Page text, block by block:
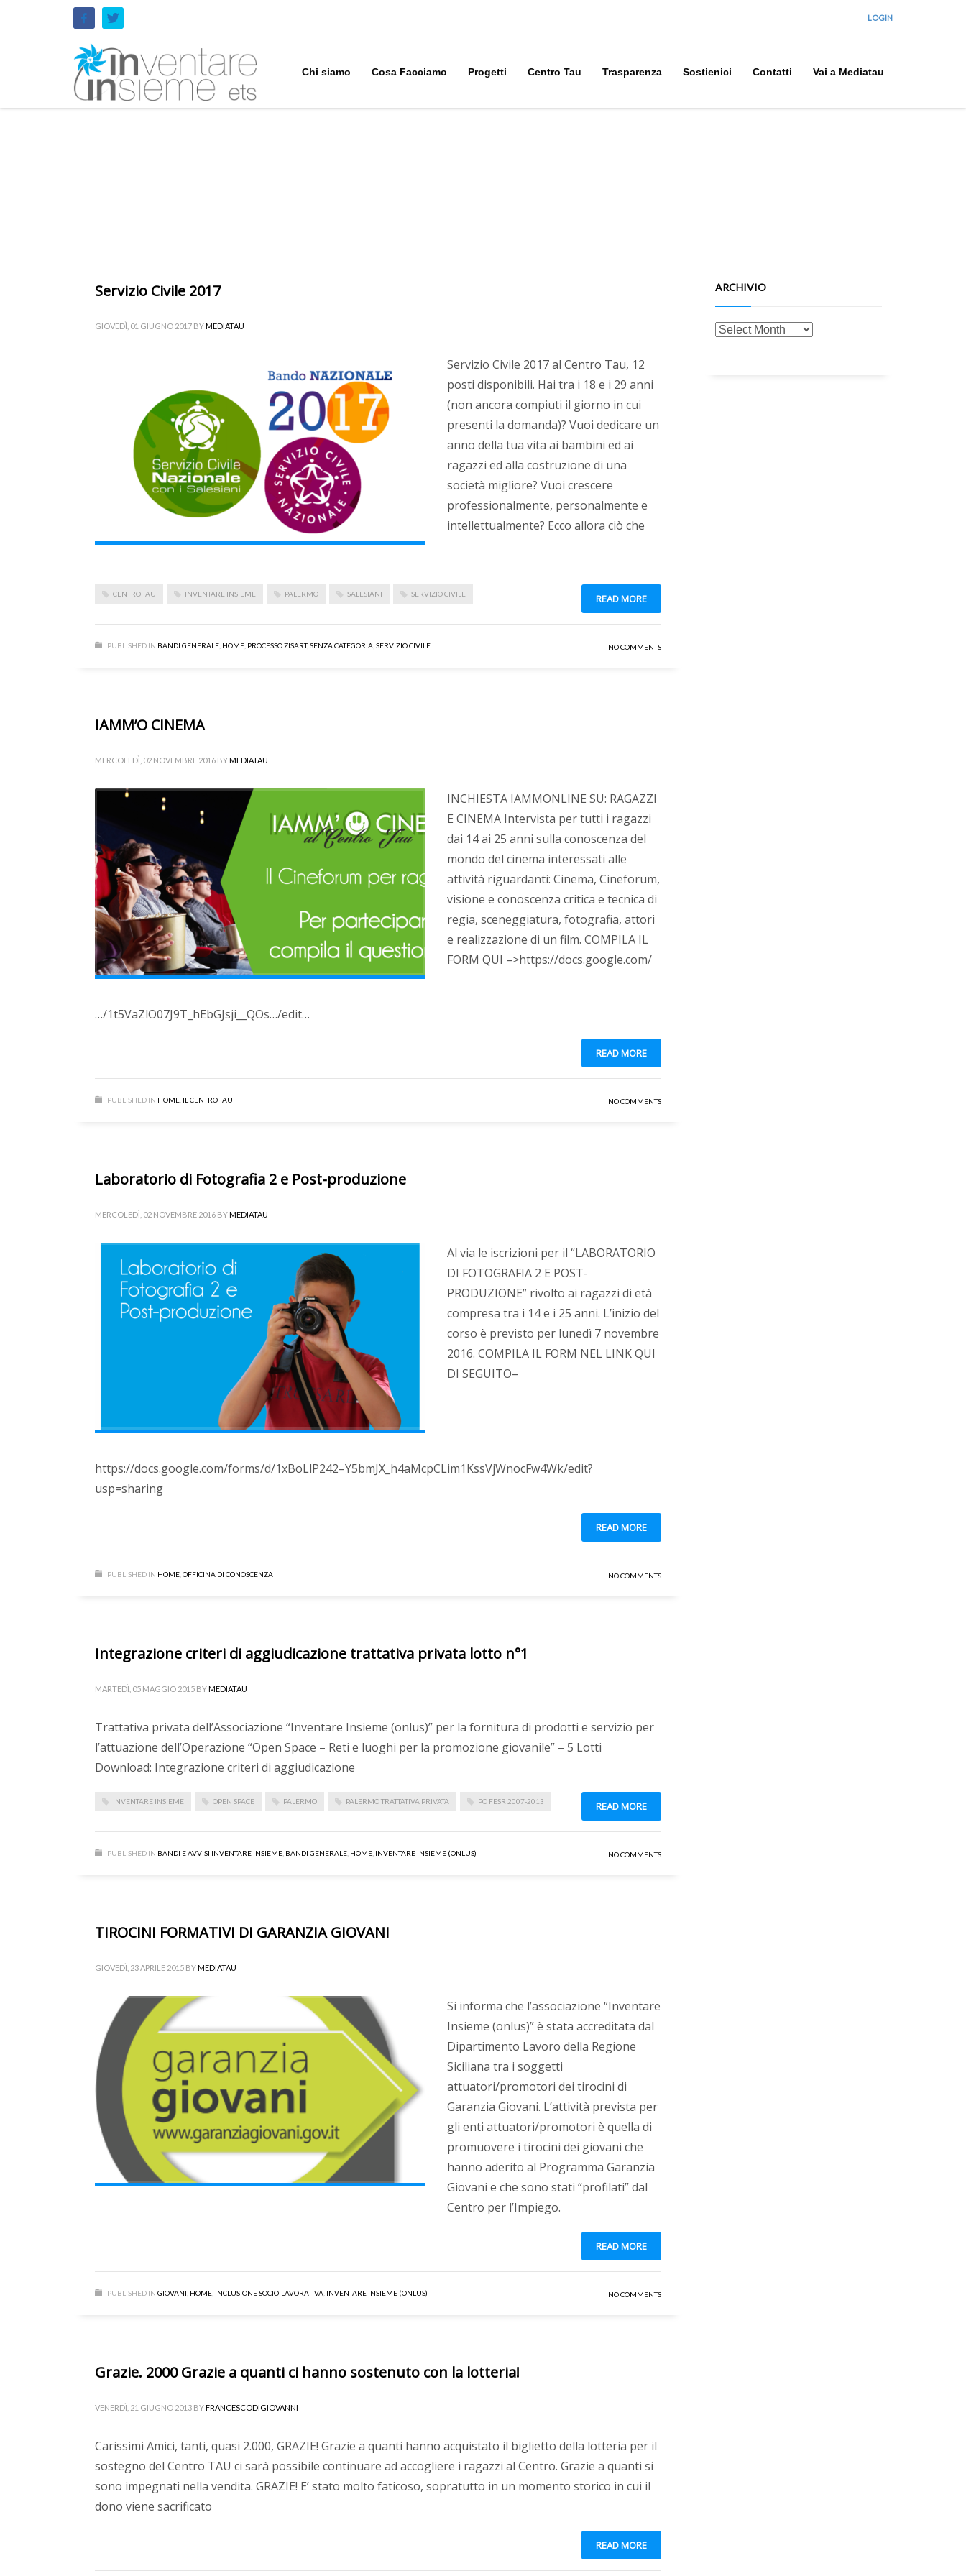
LOGIN
Chi siamo Cosa Facciamo Progetti Centro Tau Trasparenza Sostienici Contatti Vai a Mediatau
Servizio Civile 2017
GIOVEDÌ, 01 GIUGNO 2017 BYMEDIATAU
Servizio Civile 2017 al Centro Tau, 12
posti disponibili. Hai tra i 18 e i 29 anni
(non ancora compiuti il giorno in cui
presenti la domanda)? Vuoi dedicare un
anno della tua vita ai bambini ed ai
ragazzi ed alla costruzione di una
società migliore? Vuoi crescere
professionalmente, personalmente e
intellettualmente? Ecco allora ciò che
CENTRO TAU INVENTARE INSIEME PALERMO SALESIANI SERVIZIO CIVILE READ MORE
PUBLISHED IN BANDI GENERALE HOME PROCESSO ZISART,SENZA CATEGORIA SERVIZIO CIVILE NO COMMENTS
IAMM’O CINEMA
MERCOLEDÌ, 02 NOVEMBRE 2016 BYMEDIATAU
INCHIESTA IAMMONLINE SU: RAGAZZI
E CINEMA Intervista per tutti i ragazzi
dai 14 ai 25 anni sulla conoscenza del
mondo del cinema interessati alle
attività riguardanti: Cinema, Cineforum,
visione e conoscenza critica e tecnica di
regia, sceneggiatura, fotografia, attori
e realizzazione di un film. COMPILA IL
FORM QUI –>https://docs.google.com/
…/1t5VaZlO07J9T_hEbGJsji__QOs…/edit…
READ MORE
PUBLISHED IN HOME IL CENTRO TAU NO COMMENTS
Laboratorio di Fotografia 2 e Post-produzione
MERCOLEDÌ, 02 NOVEMBRE 2016 BYMEDIATAU
Al via le iscrizioni per il “LABORATORIO
DI FOTOGRAFIA 2 E POST-
PRODUZIONE” rivolto ai ragazzi di età
compresa tra i 14 e i 25 anni. L’inizio del
corso è previsto per lunedì 7 novembre
2016. COMPILA IL FORM NEL LINK QUI
DI SEGUITO–
https://docs.google.com/forms/d/1xBoLlP242–Y5bmJX_h4aMcpCLim1KssVjWnocFw4Wk/edit?
usp=sharing
READ MORE
PUBLISHED IN HOME OFFICINA DI CONOSCENZA NO COMMENTS
Integrazione criteri di aggiudicazione trattativa privata lotto n°1
MARTEDÌ, 05 MAGGIO 2015 BYMEDIATAU
Trattativa privata dell’Associazione “Inventare Insieme (onlus)” per la fornitura di prodotti e servizio per
l’attuazione dell’Operazione “Open Space – Reti e luoghi per la promozione giovanile” – 5 Lotti
Download: Integrazione criteri di aggiudicazione
INVENTARE INSIEME OPEN SPACE PALERMO PALERMO TRATTATIVA PRIVATA PO FESR 2007-2013 READ MORE
PUBLISHED IN BANDI E AVVISI INVENTARE INSIEME BANDI GENERALE HOME INVENTARE INSIEME (ONLUS) NO COMMENTS
TIROCINI FORMATIVI DI GARANZIA GIOVANI
GIOVEDÌ, 23 APRILE 2015 BYMEDIATAU
Si informa che l’associazione “Inventare
Insieme (onlus)” è stata accreditata dal
Dipartimento Lavoro della Regione
Siciliana tra i soggetti
attuatori/promotori dei tirocini di
Garanzia Giovani. L’attività prevista per
gli enti attuatori/promotori è quella di
promuovere i tirocini dei giovani che
hanno aderito al Programma Garanzia
Giovani e che sono stati “profilati” dal
Centro per l’Impiego.
READ MORE
PUBLISHED IN GIOVANI HOME INCLUSIONE SOCIO-LAVORATIVA INVENTARE INSIEME (ONLUS) NO COMMENTS
Grazie. 2000 Grazie a quanti ci hanno sostenuto con la lotteria!
VENERDÌ, 21 GIUGNO 2013 BYFRANCESCODIGIOVANNI
Carissimi Amici, tanti, quasi 2.000, GRAZIE! Grazie a quanti hanno acquistato il biglietto della lotteria per il
sostegno del Centro TAU ci sarà possibile continuare ad accogliere i ragazzi al Centro. Grazie a quanti si
sono impegnati nella vendita. GRAZIE! E’ stato molto faticoso, sopratutto in un momento storico in cui il
dono viene sacrificato
READ MORE
ARCHIVIO